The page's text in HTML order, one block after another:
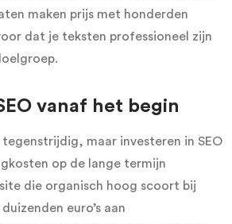
maken prijs met honderden
dat je teksten professioneel zijn
vanaf het begin
maar investeren in SEO
op de lange termijn
die organisch hoog scoort bij
euro’s aan